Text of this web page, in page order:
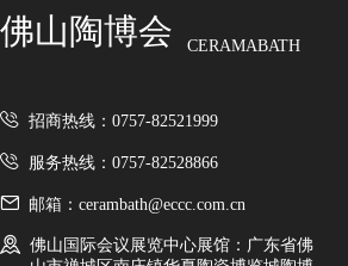
佛山陶博会 CERAMABATH
招商热线：0757-82521999
服务热线：0757-82528866
邮箱：cerambath@eccc.com.cn
佛山国际会议展览中心展馆：广东省佛